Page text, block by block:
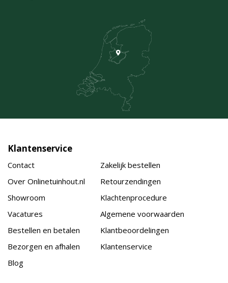
Klantenservice
Contact
Over Onlinetuinhout.nl
Showroom
Vacatures
Bestellen en betalen
Bezorgen en afhalen
Blog
Zakelijk bestellen
Retourzendingen
Klachtenprocedure
Algemene voorwaarden
Klantbeoordelingen
Klantenservice